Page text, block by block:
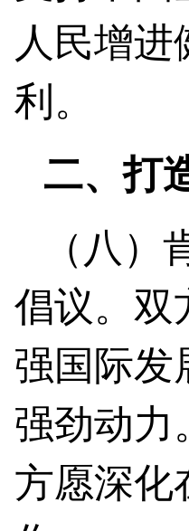
人民增
利。
二、打
（八
倡议。双
强国际发
强劲动力
方愿深化